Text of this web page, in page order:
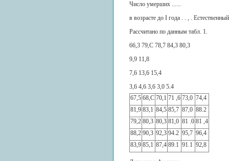
Число умерших ......
в возрасте до I года . . , .
Рассчитано по данным табл. 1.
66,3 79,С 78,7 84,3 80,3
9,9 11,8
7,6 13,6 15,4
3,6 4,6 3,6 3,0 5.4
67,5 68,С 70,1 71 ,6 73,0 74,4
81,9 83,1 84,5 85,7 87,0 88.2
79,2 80,3 80,3 81,0 81 .0 81 ,4
88,2 90,3 92,3 94.2 95,7 96,4
83,9 85,1 87,4 89.1 91.1 92,8